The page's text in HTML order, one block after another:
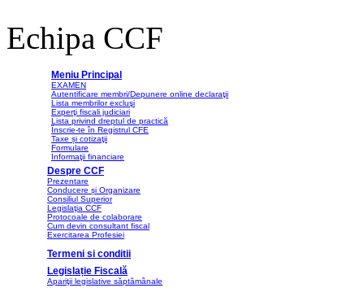
Echipa CCF
Meniu Principal
EXAMEN
Autentificare membri/Depunere online declaraţii
Lista membrilor excluşi
Experţi fiscali judiciari
Lista privind dreptul de practică
Înscrie-te în Registrul CFE
Taxe și cotizaţii
Formulare
Informaţii financiare
Despre CCF
Prezentare
Conducere și Organizare
Consiliul Superior
Legislaţia CCF
Protocoale de colaborare
Cum devin consultant fiscal
Exercitarea Profesiei
Termeni si conditii
Legislație Fiscală
Apariţii legislative săptămânale